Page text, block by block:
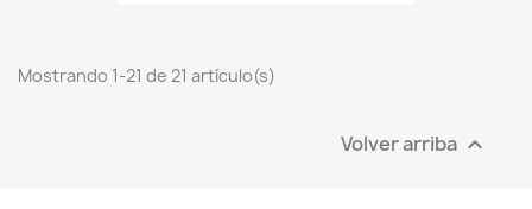
Mostrando 1-21 de 21 artículo(s)
Volver arriba 